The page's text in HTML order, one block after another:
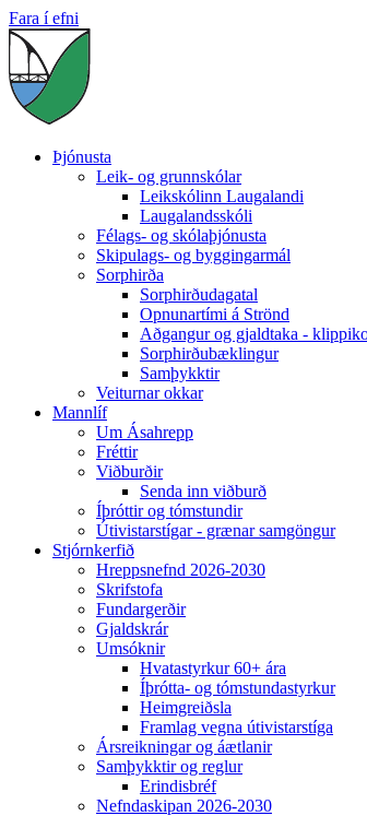
Fara í efni
Þjónusta
Leik- og grunnskólar
Leikskólinn Laugalandi
Laugalandsskóli
Félags- og skólaþjónusta
Skipulags- og byggingarmál
Sorphirða
Sorphirðudagatal
Opnunartími á Strönd
Aðgangur og gjaldtaka -
Sorphirðubæklingur
Samþykktir
Veiturnar okkar
Mannlíf
Um Ásahrepp
Fréttir
Viðburðir
Senda inn viðburð
Íþróttir og tómstundir
Útivistarstígar - grænar samgöngur
Stjórnkerfið
Hreppsnefnd 2026-2030
Skrifstofa
Fundargerðir
Gjaldskrár
Umsóknir
Hvatastyrkur 60+ ára
Íþrótta- og tómstundastyrkur
Heimgreiðsla
Framlag vegna útivistarstíga
Ársreikningar og áætlanir
Samþykktir og reglur
Erindisbréf
Nefndaskipan 2026-2030